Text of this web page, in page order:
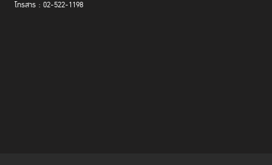
โทรสาร : 02-522-1198